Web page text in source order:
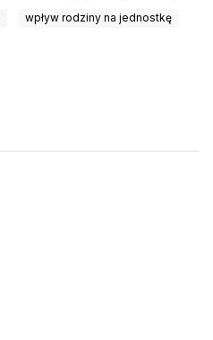
wpływ rodziny na jednostkę